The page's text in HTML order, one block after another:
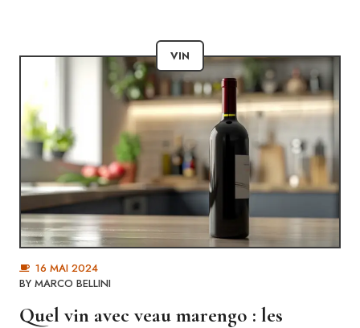
VIN
16 MAI 2024
BY MARCO BELLINI
Quel vin avec veau marengo : les